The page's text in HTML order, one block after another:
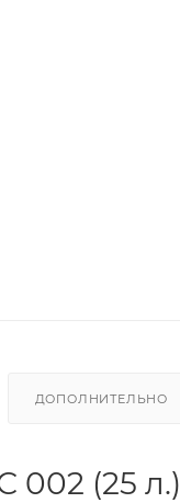
ДОПОЛНИТЕЛЬНО
(25 л.)